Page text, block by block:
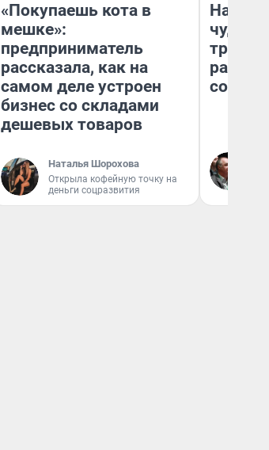
«Покупаешь кота в
мешке»:
предприниматель
рассказала, как на
самом деле устроен
бизнес со складами
дешевых товаров
Наталья Шорохова
Открыла кофейную точку на
деньги соцразвития
чудом